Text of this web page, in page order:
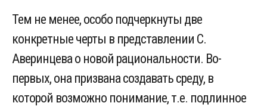
Тем не менее, особо подчеркнуты две
конкретные черты в представлении С.
Аверинцева о новой рациональности. Во-
первых, она призвана создавать среду, в
которой возможно понимание, т.е. подлинное